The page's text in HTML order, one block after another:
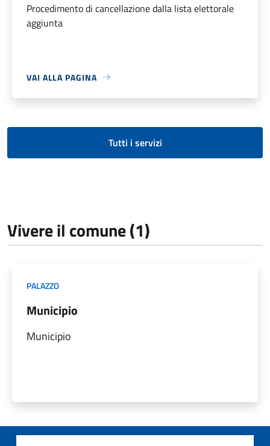
Procedimento di cancellazione dalla lista elettorale
aggiunta
VAI ALLA PAGINA
Tutti i servizi
Vivere il comune (1)
PALAZZO
Municipio
Municipio